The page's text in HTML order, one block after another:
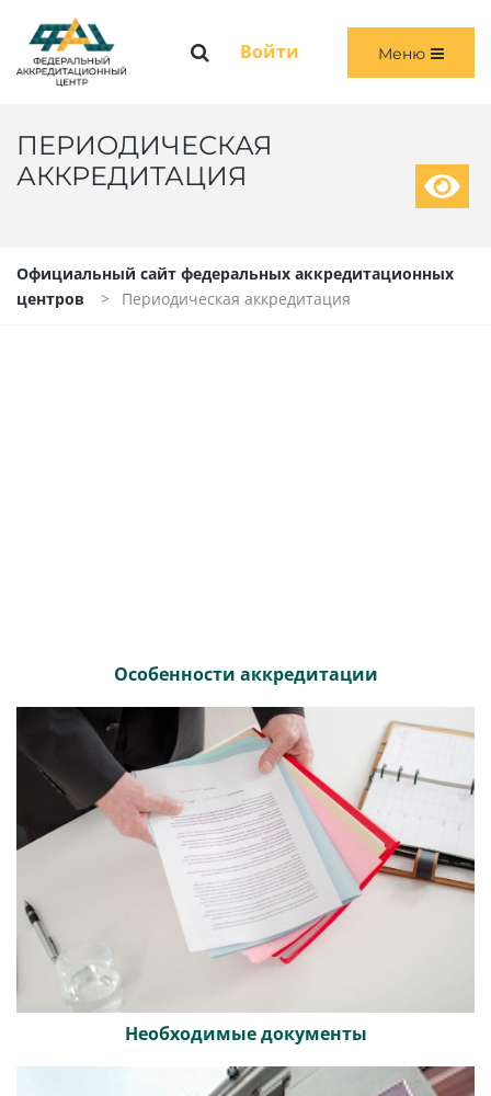
Войти Меню
ПЕРИОДИЧЕСКАЯ
АККРЕДИТАЦИЯ
Официальный сайт федеральных аккредитационных
центров
Периодическая аккредитация
Особенности аккредитации
Необходимые документы
ГЛАВНАЯ
ОБЩАЯ ИНФОРМАЦИЯ